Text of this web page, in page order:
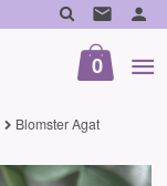
0
Blomster Agat